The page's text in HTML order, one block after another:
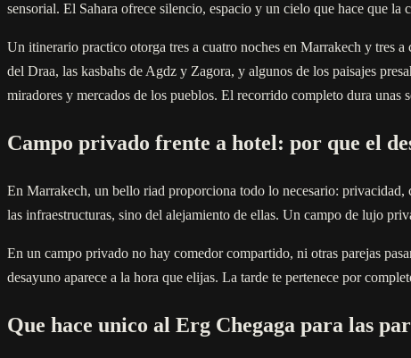
sensorial. El Sahara ofrece silencio, espacio y un cielo que hace que la
Un itinerario practico otorga tres a cuatro noches en Marrakech y tres
del Draa, las kasbahs de Agdz y Zagora, y algunos de los paisajes
miradores y mercados de los pueblos. El recorrido completo dura unas
Campo privado frente a hotel: por que el
En Marrakech, un bello riad proporciona todo lo necesario:
las infraestructuras, sino del alejamiento de ellas. Un campo de lujo
En un campo privado no hay comedor compartido, ni otras parejas
desayuno aparece a la hora que elijas. La tarde te pertenece por
Que hace unico al Erg Chegaga para las